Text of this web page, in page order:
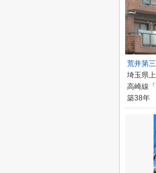
荒井第
埼玉県
高崎線
築38年